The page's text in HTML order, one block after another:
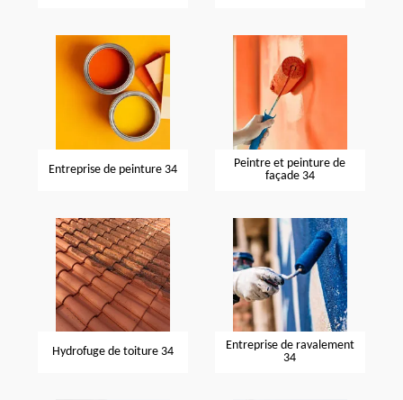
Entreprise de peinture 34
Peintre et peinture de
façade 34
Hydrofuge de toiture 34
Entreprise de ravalement
34